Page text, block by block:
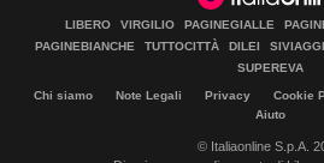
LIBERO VIRGILIO PAGINEGIALLE
PAGINEBIANCHE
TUTTOCITTÀ DILEI
SUPEREVA
Chi siamo Note Legali Privacy Cookie
Aiuto
© Italiaonline S.p.A.